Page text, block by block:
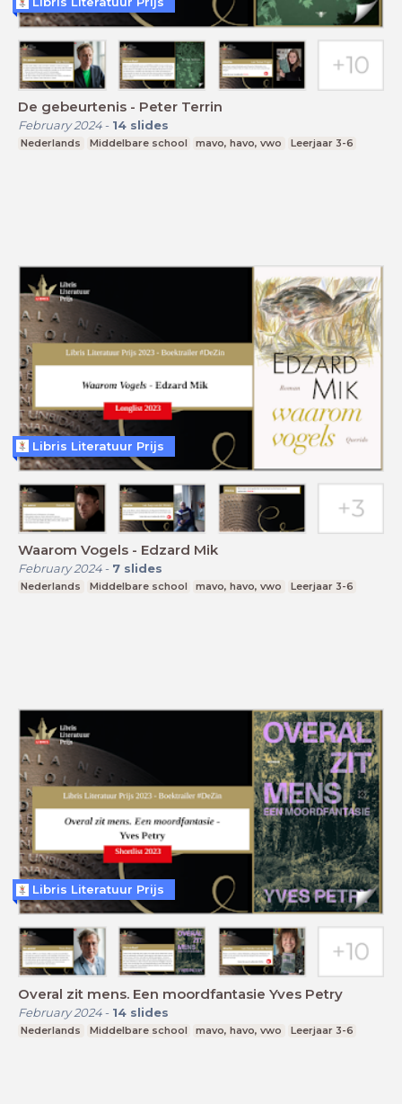
De gebeurtenis - Peter Terrin
February 2024- 14 slides
Nederlands Middelbare school mavo, havo, vwo Leerjaar 3-6
Waarom Vogels - Edzard Mik
February 2024- 7 slides
Nederlands Middelbare school mavo, havo, vwo Leerjaar 3-6
Libris Literatuur Prijs
Overal zit mens. Een moordfantasie Yves Petry
February 2024- 14 slides
Nederlands Middelbare school mavo, havo, vwo Leerjaar 3-6
Libris Literatuur Prijs